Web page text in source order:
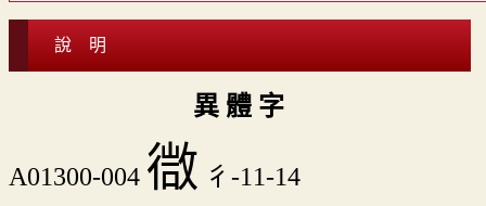
說 明
異 體 字
A01300-004 㣲 彳-11-14